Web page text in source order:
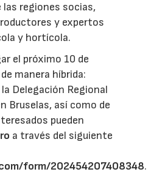
regiones socias,
y expertos
y hortícola.
el próximo 10 de
manera híbrida:
Delegación Regional
Bruselas, así como de
pueden
a través del siguiente
form/202454207408348.